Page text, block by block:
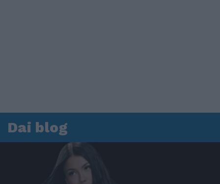
Dai blog